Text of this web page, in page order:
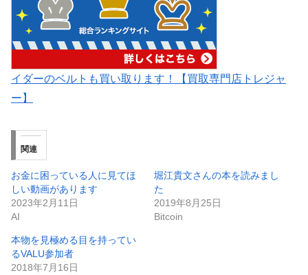
イダーのベルトも買い取ります！【買取専門店トレジャ
ー】
関連
お金に困っている人に見てほ
しい動画があります
2023年2月11日
AI
堀江貴文さんの本を読みまし
た
2019年8月25日
Bitcoin
本物を見極める目を持ってい
るVALU参加者
2018年7月16日